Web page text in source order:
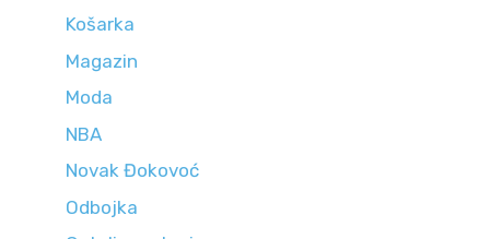
Košarka
Magazin
Moda
NBA
Novak Đokovoć
Odbojka